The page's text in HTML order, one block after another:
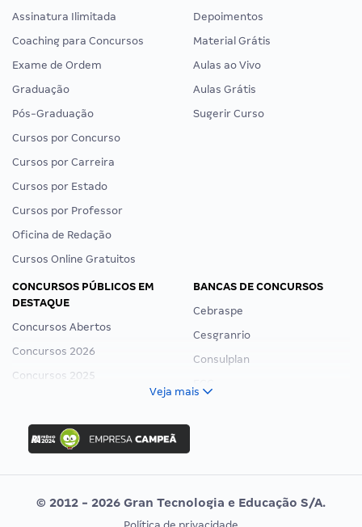
Assinatura Ilimitada
Coaching para Concursos
Exame de Ordem
Graduação
Pós-Graduação
Cursos por Concurso
Cursos por Carreira
Cursos por Estado
Cursos por Professor
Oficina de Redação
Cursos Online Gratuitos
Depoimentos
Material Grátis
Aulas ao Vivo
Aulas Grátis
Sugerir Curso
CONCURSOS PÚBLICOS EM
DESTAQUE
Concursos Abertos
Concursos 2026
Concursos 2025
Concurso Ibama
Concurso MPU
Editais publicados
BANCAS DE CONCURSOS
Cebraspe
Cesgranrio
Consulplan
Vunesp
Veja mais
© 2012 - 2026 Gran Tecnologia e Educação S/A.